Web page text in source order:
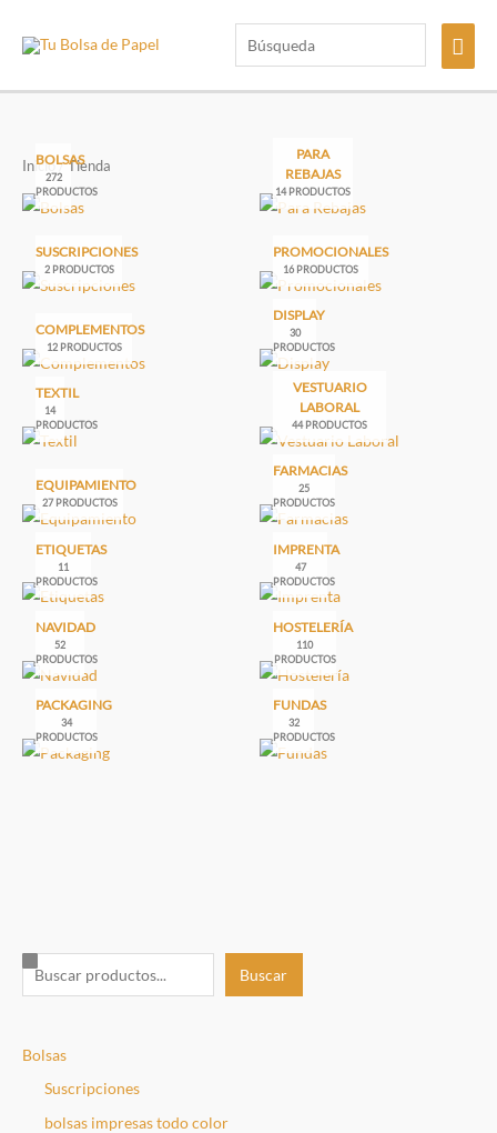
B
u
c
Buscar
Bolsas
Suscripciones
bolsas impresas todo color
Inicio/ Tienda
BOLSAS
272
PRODUCTOS
PARA
REBAJAS
14 PRODUCTOS
SUSCRIPCIONES
2 PRODUCTOS
PROMOCIONALES
16 PRODUCTOS
COMPLEMENTOS
12 PRODUCTOS
DISPLAY
30
PRODUCTOS
TEXTIL
14
PRODUCTOS
VESTUARIO
LABORAL
44 PRODUCTOS
EQUIPAMIENTO
27 PRODUCTOS
FARMACIAS
25
PRODUCTOS
ETIQUETAS
11
PRODUCTOS
IMPRENTA
47
PRODUCTOS
NAVIDAD
52
PRODUCTOS
HOSTELERÍA
110
PRODUCTOS
PACKAGING
34
PRODUCTOS
FUNDAS
32
PRODUCTOS